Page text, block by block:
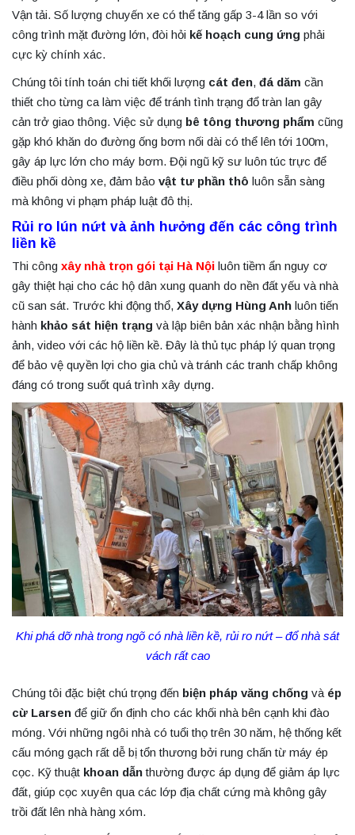
Vận tải. Số lượng chuyến xe có thể tăng gấp 3-4 lần so với
công trình mặt đường lớn, đòi hỏi kế hoạch cung ứng phải
cực kỳ chính xác.
Chúng tôi tính toán chi tiết khối lượng cát đen, đá dăm cần
thiết cho từng ca làm việc để tránh tình trạng đổ tràn lan gây
cản trở giao thông. Việc sử dụng bê tông thương phẩm cũng
gặp khó khăn do đường ống bơm nối dài có thể lên tới 100m,
gây áp lực lớn cho máy bơm. Đội ngũ kỹ sư luôn túc trực để
điều phối dòng xe, đảm bảo vật tư phần thô luôn sẵn sàng
mà không vi phạm pháp luật đô thị.
Rủi ro lún nứt và ảnh hưởng đến các công trình
liền kề
Thi công xây nhà trọn gói tại Hà Nội luôn tiềm ẩn nguy cơ
gây thiệt hại cho các hộ dân xung quanh do nền đất yếu và nhà
cũ san sát. Trước khi động thổ, Xây dựng Hùng Anh luôn tiến
hành khảo sát hiện trạng và lập biên bản xác nhận bằng hình
ảnh, video với các hộ liền kề. Đây là thủ tục pháp lý quan trọng
để bảo vệ quyền lợi cho gia chủ và tránh các tranh chấp không
đáng có trong suốt quá trình xây dựng.
Khi phá dỡ nhà trong ngõ có nhà liền kề, rủi ro nứt – đổ nhà sát
vách rất cao
Chúng tôi đặc biệt chú trọng đến biện pháp văng chống và ép
cừ Larsen để giữ ổn định cho các khối nhà bên cạnh khi đào
móng. Với những ngôi nhà có tuổi thọ trên 30 năm, hệ thống kết
cấu móng gạch rất dễ bị tổn thương bởi rung chấn từ máy ép
cọc. Kỹ thuật khoan dẫnthường được áp dụng để giảm áp lực
đất, giúp cọc xuyên qua các lớp địa chất cứng mà không gây
trồi đất lên nhà hàng xóm.